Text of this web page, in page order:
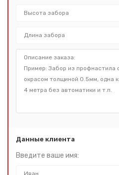
Данные клиента
Введите ваше имя: